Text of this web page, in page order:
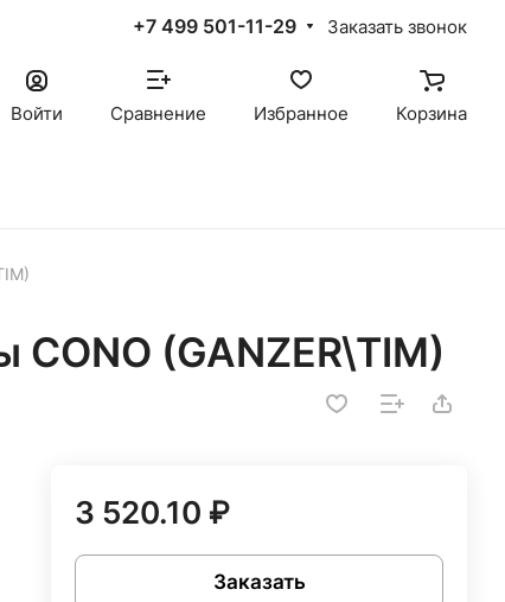
+7 499 501-11-29 Заказать звонок
Войти Сравнение Избранное Корзина
(GANZER\TIM)
3 520.10 ₽
Заказать